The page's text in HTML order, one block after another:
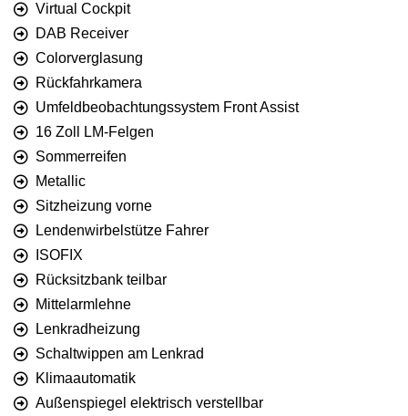
Virtual Cockpit
DAB Receiver
Colorverglasung
Rückfahrkamera
Umfeldbeobachtungssystem Front Assist
16 Zoll LM-Felgen
Sommerreifen
Metallic
Sitzheizung vorne
Lendenwirbelstütze Fahrer
ISOFIX
Rücksitzbank teilbar
Mittelarmlehne
Lenkradheizung
Schaltwippen am Lenkrad
Klimaautomatik
Außenspiegel elektrisch verstellbar